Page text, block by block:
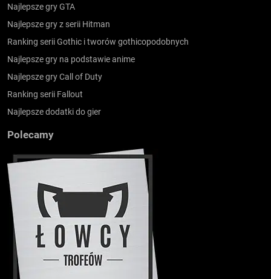
Najlepsze gry GTA
Najlepsze gry z serii Hitman
Ranking serii Gothic i tworów gothicopodobnych
Najlepsze gry na podstawie anime
Najlepsze gry Call of Duty
Ranking serii Fallout
Najlepsze dodatki do gier
Polecamy